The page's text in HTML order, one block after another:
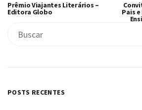
Prêmio Viajantes Literários –
Editora Globo Pais
POSTS RECENTES